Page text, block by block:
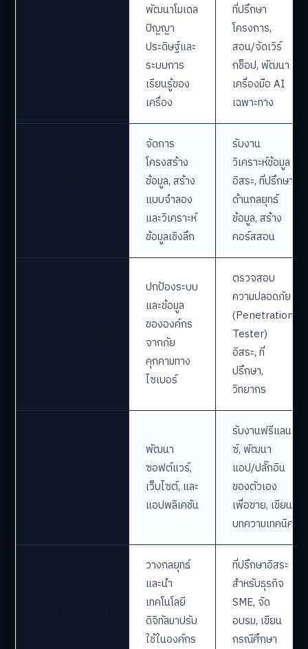
พัฒนาโมเดล
ปัญญา
ประดิษฐ์และ
ระบบการ
เรียนรู้ของ
เครื่อง
ที่ปรึกษา
โครงการ,
สอน/จัดเวิร์
กช็อป, พัฒนา
เครื่องมือ AI
เฉพาะทาง
จัดการ
โครงสร้าง
ข้อมูล, สร้าง
แบบจำลอง
และวิเคราะห์
ข้อมูลเชิงลึก
รับงาน
วิเคราะห์ข้อมูล
อิสระ, ที่ปรึกษา
ด้านกลยุทธ์
ข้อมูล, สร้าง
คอร์สสอน
ปกป้องระบบ
และข้อมูล
ขององค์กร
จากภัย
คุกคามทาง
ไซเบอร์
ตรวจสอบ
ความปลอดภัย
(Penetration
Tester)
อิสระ, ที่
ปรึกษา,
วิทยากร
พัฒนา
ซอฟต์แวร์,
เว็บไซต์, และ
แอปพลิเคชัน
รับงานฟรีแลน
ซ์, พัฒนา
แอป/ปลั๊กอิน
ของตัวเอง
เพื่อขาย, เขียน
บทความเทคนิค
วางกลยุทธ์
และนำ
เทคโนโลยี
ดิจิทัลมาปรับ
ใช้ในองค์กร
ที่ปรึกษาอิสระ
สำหรับธุรกิจ
SME, จัด
อบรม, เขียน
กรณีศึกษา